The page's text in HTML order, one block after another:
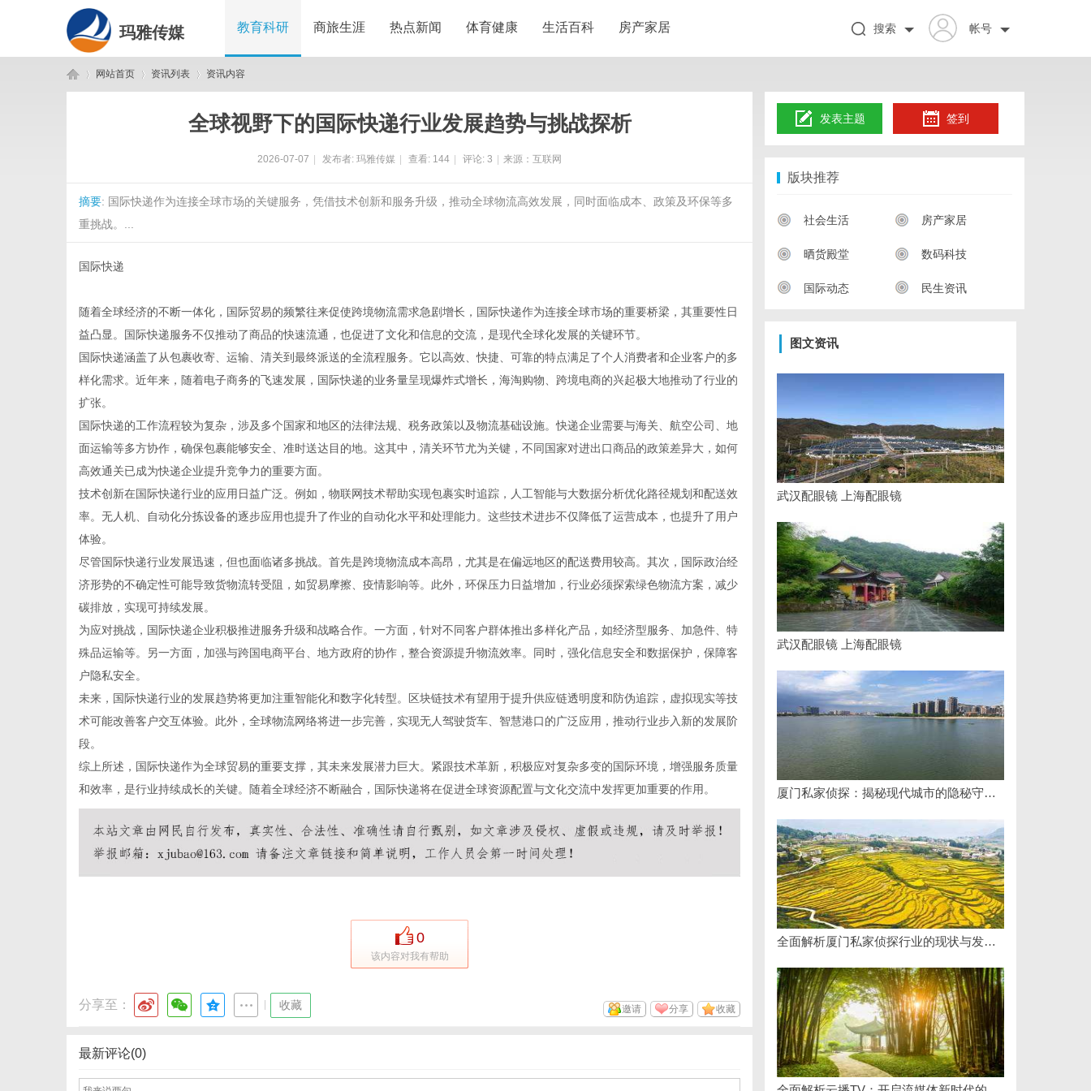
玛雅传媒 教育科研 商旅生涯 热点新闻 体育健康 生活百科 房产家居 帐号
搜索
网站首页 资讯列表 资讯内容
全球视野下的国际快递行业发展趋势与挑战探析
2026-07-07 发布者: 玛雅传媒 查看: 144 评论: 3 来源：互联网
摘要: 国际快递作为连接全球市场的关键服务，凭借技术创新和服务升级，推动全球物流高效发展，同时面临成本、政策及环保等多
重挑战。...
国际快递
随着全球经济的不断一体化，国际贸易的频繁往来促使跨境物流需求急剧增长，国际快递作为连接全球市场的重要桥梁，其重要性日
益凸显。国际快递服务不仅推动了商品的快速流通，也促进了文化和信息的交流，是现代全球化发展的关键环节。
国际快递涵盖了从包裹收寄、运输、清关到最终派送的全流程服务。它以高效、快捷、可靠的特点满足了个人消费者和企业客户的多
样化需求。近年来，随着电子商务的飞速发展，国际快递的业务量呈现爆炸式增长，海淘购物、跨境电商的兴起极大地推动了行业的
扩张。
国际快递的工作流程较为复杂，涉及多个国家和地区的法律法规、税务政策以及物流基础设施。快递企业需要与海关、航空公司、地
面运输等多方协作，确保包裹能够安全、准时送达目的地。这其中，清关环节尤为关键，不同国家对进出口商品的政策差异大，如何
高效通关已成为快递企业提升竞争力的重要方面。
技术创新在国际快递行业的应用日益广泛。例如，物联网技术帮助实现包裹实时追踪，人工智能与大数据分析优化路径规划和配送效
率。无人机、自动化分拣设备的逐步应用也提升了作业的自动化水平和处理能力。这些技术进步不仅降低了运营成本，也提升了用户
体验。
尽管国际快递行业发展迅速，但也面临诸多挑战。首先是跨境物流成本高昂，尤其是在偏远地区的配送费用较高。其次，国际政治经
济形势的不确定性可能导致货物流转受阻，如贸易摩擦、疫情影响等。此外，环保压力日益增加，行业必须探索绿色物流方案，减少
碳排放，实现可持续发展。
为应对挑战，国际快递企业积极推进服务升级和战略合作。一方面，针对不同客户群体推出多样化产品，如经济型服务、加急件、特
殊品运输等。另一方面，加强与跨国电商平台、地方政府的协作，整合资源提升物流效率。同时，强化信息安全和数据保护，保障客
户隐私安全。
未来，国际快递行业的发展趋势将更加注重智能化和数字化转型。区块链技术有望用于提升供应链透明度和防伪追踪，虚拟现实等技
术可能改善客户交互体验。此外，全球物流网络将进一步完善，实现无人驾驶货车、智慧港口的广泛应用，推动行业步入新的发展阶
段。
综上所述，国际快递作为全球贸易的重要支撑，其未来发展潜力巨大。紧跟技术革新，积极应对复杂多变的国际环境，增强服务质量
和效率，是行业持续成长的关键。随着全球经济不断融合，国际快递将在促进全球资源配置与文化交流中发挥更加重要的作用。
0
该内容对我有帮助
分享至： 收藏 收藏
分享
邀请
最新评论(0)
发表主题 签到
版块推荐
社会生活 房产家居
晒货殿堂 数码科技
国际动态 民生资讯
图文资讯
武汉配眼镜 上海配眼镜
武汉配眼镜 上海配眼镜
厦门私家侦探：揭秘现代城市的隐秘守护者
全面解析厦门私家侦探行业的现状与发展趋势